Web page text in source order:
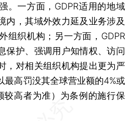
。一方面，GDPR适用的地域
内，其域外效力延及业务涉及
组织机构；另一方面，GDPR
保护、强调用户知情权、访问
，对相关组织机构提出更为严
最高罚没其全球营业额的4%或
较高者为准）为条例的施行保